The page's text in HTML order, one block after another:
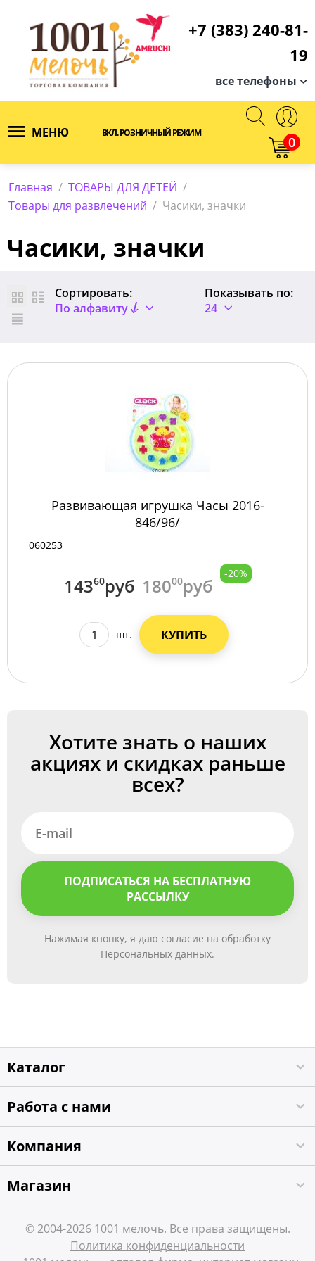
+7 (383) 240-81-
19
все телефоны
МЕНЮ ВКЛ. РОЗНИЧНЫЙ РЕЖИМ
0
Главная / ТОВАРЫ ДЛЯ ДЕТЕЙ /
Товары для развлечений / Часики, значки
Часики, значки
Сортировать:
По алфавиту
Показывать по:
24
Развивающая игрушка Часы 2016-
846/96/
060253
14360руб 18000руб
-20%
шт. КУПИТЬ
Хотите знать о наших
акциях и скидках раньше
всех?
ПОДПИСАТЬСЯ НА БЕСПЛАТНУЮ
РАССЫЛКУ
Нажимая кнопку, я даю согласие на обработку
Персональных данных.
Каталог
Работа с нами
Компания
Магазин
© 2004-2026 1001 мелочь. Все права защищены.
Политика конфиденциальности